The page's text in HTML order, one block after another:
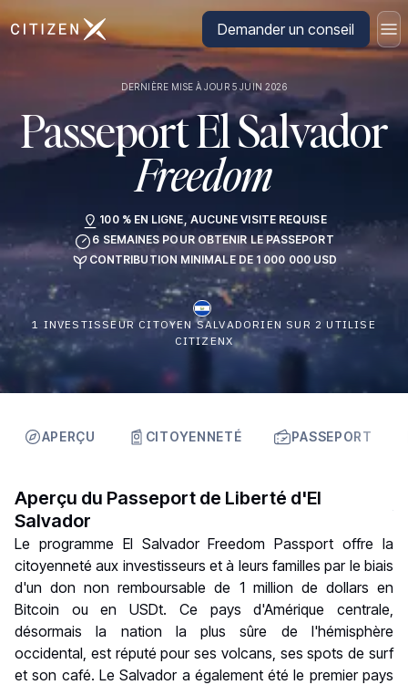
Aller à la page d'accueil de CitizenXDemander un conseil
DERNIÈRE MISE À JOUR 5 JUIN 2026
Passeport El Salvador
Freedom
100 % EN LIGNE, AUCUNE VISITE REQUISE
6 SEMAINES POUR OBTENIR LE PASSEPORT
CONTRIBUTION MINIMALE DE 1 000 000 USD
1 INVESTISSEUR CITOYEN SALVADORIEN SUR 2 UTILISE
CITIZENX
APERÇU CITOYENNETÉ PASSEPORT
Aperçu du Passeport de Liberté d'El
Salvador
Le programme El Salvador Freedom Passport offre la
citoyenneté aux investisseurs et à leurs familles par le biais
d'un don non remboursable de 1 million de dollars en
Bitcoin ou en USDt. Ce pays d'Amérique centrale,
désormais la nation la plus sûre de l'hémisphère
occidental, est réputé pour ses volcans, ses spots de surf
et son café. Le Salvador a également été le premier pays